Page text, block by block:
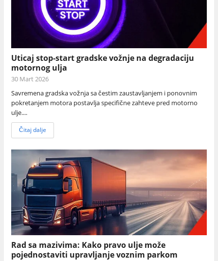
Uticaj stop-start gradske vožnje na degradaciju
motornog ulja
30 Mart 2026
Savremena gradska vožnja sa čestim zaustavljanjem i ponovnim
pokretanjem motora postavlja specifične zahteve pred motorno
ulje....
Čitaj dalje
Rad sa mazivima: Kako pravo ulje može
pojednostaviti upravljanje voznim parkom